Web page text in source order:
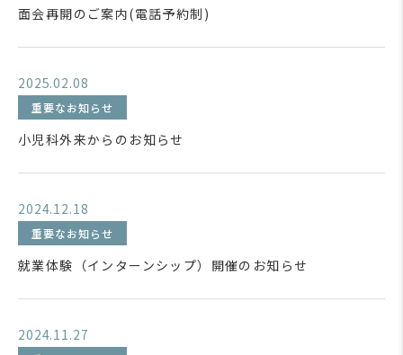
面会再開のご案内(電話予約制)
2025.02.08
重要なお知らせ
小児科外来からのお知らせ
2024.12.18
重要なお知らせ
就業体験（インターンシップ）開催のお知らせ
2024.11.27